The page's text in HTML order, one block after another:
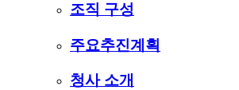
조직 구성
주요추진계획
청사 소개